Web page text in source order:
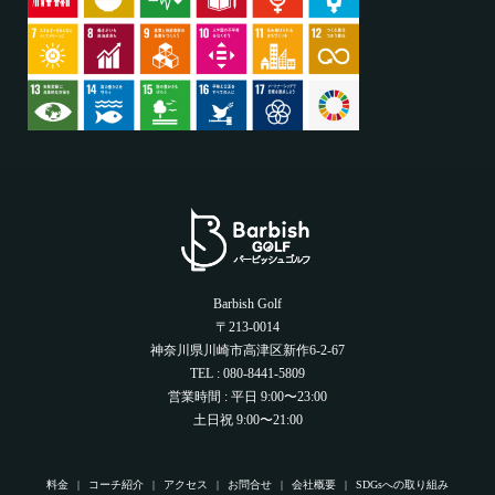
Barbish Golf
〒213-0014
神奈川県川崎市高津区新作6-2-67
TEL : 080-8441-5809
営業時間 : 平日 9:00〜23:00
土日祝 9:00〜21:00
料金 コーチ紹介 アクセス お問合せ 会社概要 SDGsへの取り組み